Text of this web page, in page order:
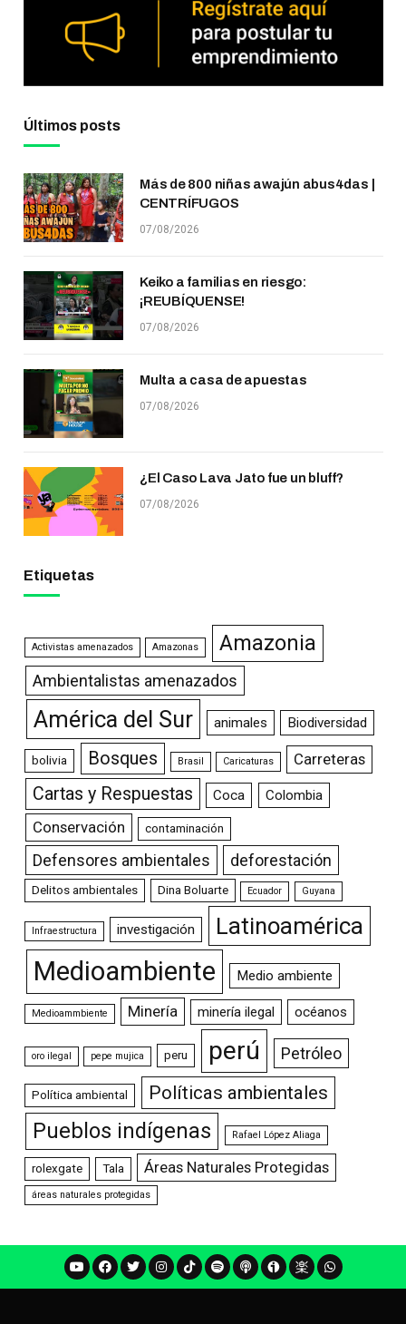
Últimos posts
Más de 800 niñas awajún abus4das |
CENTRÍFUGOS
07/08/2026
Keiko a familias en riesgo:
¡REUBÍQUENSE!
07/08/2026
Multa a casa de apuestas
07/08/2026
¿El Caso Lava Jato fue un bluff?
07/08/2026
Etiquetas
Activistas amenazados Amazonas Amazonia
Ambientalistas amenazados
América del Sur animales Biodiversidad
bolivia Bosques Brasil Caricaturas Carreteras
Cartas y Respuestas Coca Colombia
Conservación contaminación
Defensores ambientales deforestación
Delitos ambientales Dina Boluarte Ecuador Guyana
Infraestructura investigación Latinoamérica
Medioambiente Medio ambiente
Medioammbiente Minería minería ilegal océanos
oro ilegal pepe mujica peru perú Petróleo
Política ambiental Políticas ambientales
Pueblos indígenas Rafael López Aliaga
rolexgate Tala Áreas Naturales Protegidas
áreas naturales protegidas